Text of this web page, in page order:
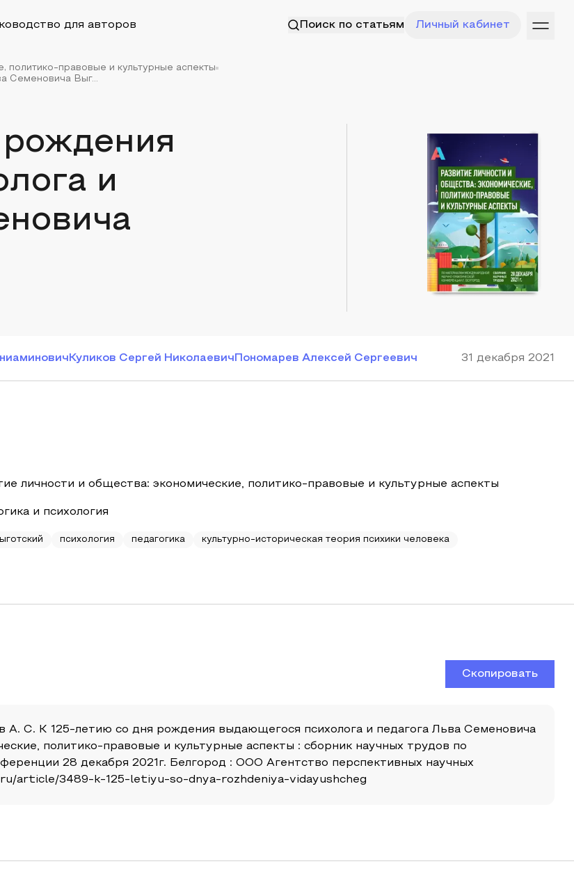
для авторов Поиск по статьям Личный кабинет
политико-правовые и культурные аспекты
Семеновича Выг...
и
Куликов Сергей Николаевич Пономарев Алексей Сергеевич 31 декабря 2021
личности и общества: экономические, политико-правовые и культурные аспекты
и психология
психология педагогика культурно-историческая теория психики человека
Скопировать
С. К 125-летию со дня рождения выдающегося психолога и педагога Льва Семеновича
политико-правовые и культурные аспекты : сборник научных трудов по
28 декабря 2021г. Белгород : ООО Агентство перспективных научных
article/3489-k-125-letiyu-so-dnya-rozhdeniya-vidayushcheg